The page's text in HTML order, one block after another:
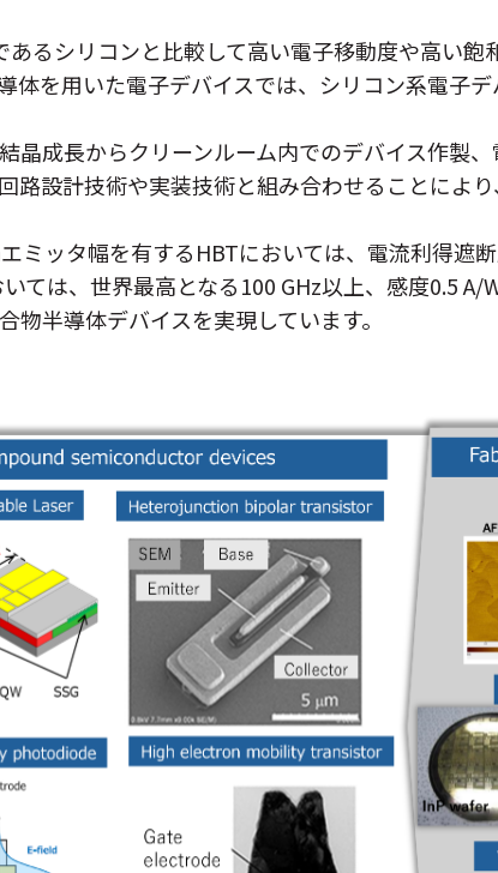
るシリコンと比較して高い電子移動度や高い
体を用いた電子デバイスでは、シリコン系電子
晶成長からクリーンルーム内でのデバイス作製
路設計技術や実装技術と組み合わせることによ
ミッタ幅を有するHBTにおいては、電流利得遮
ては、世界最高となる100 GHz以上、感度0.5
半導体デバイスを実現しています。